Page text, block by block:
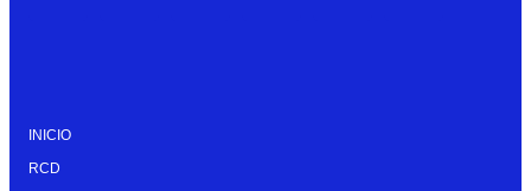
INICIO
RCD